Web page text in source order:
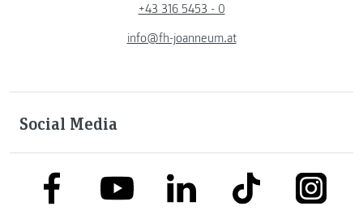
+43 316 5453 - 0
info@fh-joanneum.at
Social Media
link to facebooklink to youtubelink to linkedinlink to tiktok link to